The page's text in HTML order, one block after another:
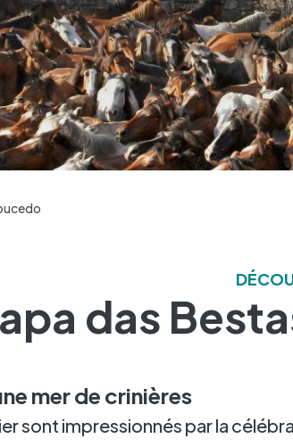
das
mer de crinières
sont impressionnés par la